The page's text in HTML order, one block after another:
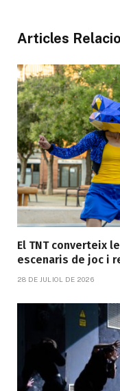
Articles
El TNT converteix
escenaris de joc i
28 DE JULIOL DE 2026